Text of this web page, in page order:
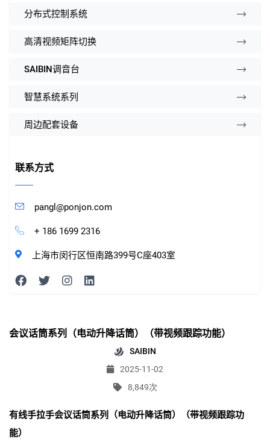
分布式控制系统
高清视频矩阵切换
SAIBIN调音台
智慧系统系列
周边配套设备
联系方式
pangl@ponjon.com
+ 186 1699 2316
上海市闵行区恒南路399号C座403室
会议话筒系列（电动升降话筒）（带视频跟踪功能）
SAIBIN
2025-11-02
8,849次
有线手拉手会议话筒系列（电动升降话筒）（带视频跟踪功
能）